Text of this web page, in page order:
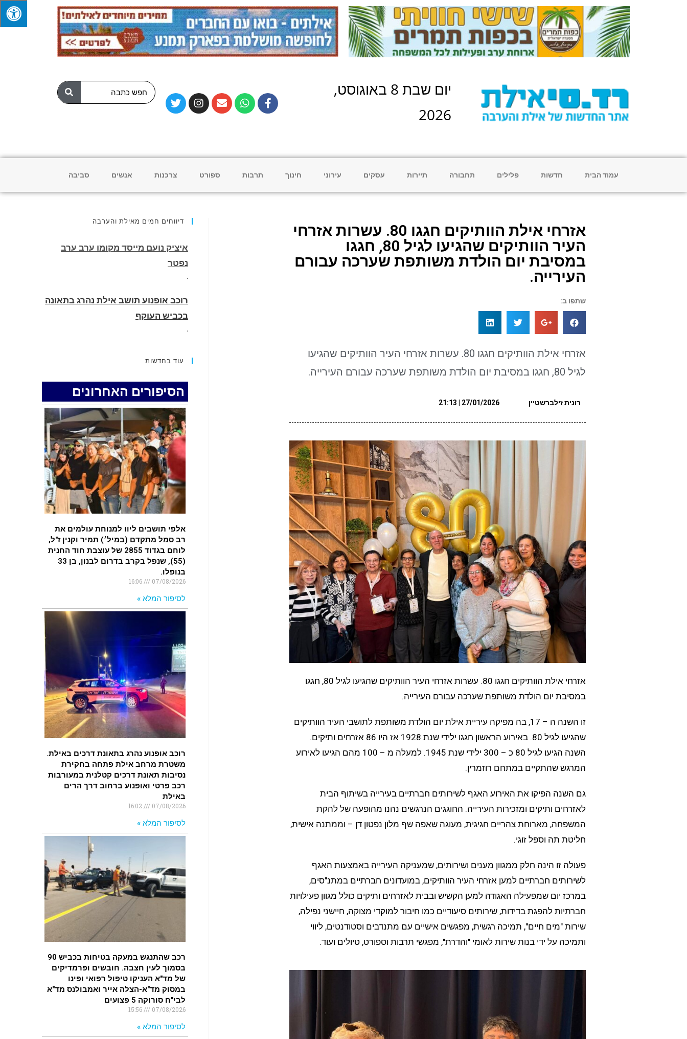
יום שבת 8 באוגוסט,
2026
עמוד הבית חדשות פלילים תחבורה תיירות עסקים עירוני חינוך תרבות ספורט צרכנות אנשים סביבה
אזרחי אילת הוותיקים חגגו 80. עשרות אזרחי
העיר הוותיקים שהגיעו לגיל 80, חגגו
במסיבת יום הולדת משותפת שערכה עבורם
העירייה.
שתפו ב:
אזרחי אילת הוותיקים חגגו 80. עשרות אזרחי העיר הוותיקים שהגיעו
לגיל 80, חגגו במסיבת יום הולדת משותפת שערכה עבורם העירייה.
רונית זילברשטיין 27/01/2026 | 21:13
אזרחי אילת הוותיקים חגגו 80. עשרות אזרחי העיר הוותיקים שהגיעו לגיל 80, חגגו
במסיבת יום הולדת משותפת שערכה עבורם העירייה.
זו השנה ה – 17, בה מפיקה עיריית אילת יום הולדת משותפת לתושבי העיר הוותיקים
שהגיעו לגיל 80. באירוע הראשון חגגו ילידי שנת 1928 אז היו 86 אזרחים ותיקים.
השנה הגיעו לגיל 80 כ – 300 ילידי שנת 1945. למעלה מ – 100 מהם הגיעו לאירוע
המרגש שהתקיים במתחם רוזמרין.
גם השנה הפיקו את האירוע האגף לשירותים חברתיים בעירייה בשיתוף הבית
לאזרחים ותיקים ומזכירות העירייה. החוגגים הנרגשים נהנו מהופעה של להקת
המשפחה, מארוחת צהריים חגיגית, מעוגה שאפה שף מלון נפטון דן – וממתנה אישית,
חליטת תה וספל זוגי.
פעולה זו הינה חלק ממגוון מענים ושירותים, שמעניקה העירייה באמצעות האגף
לשירותים חברתיים למען אזרחי העיר הוותיקים, במועדונים חברתיים במתנ"סים,
במרכז יום שמפעילה האגודה למען הקשיש ובבית לאזרחים ותיקים כולל מגוון פעילויות
חברתיות להפגת בדידות, שירותים סיעודיים כמו חיבור למוקדי מצוקה, חיישני נפילה,
שירות "מים חיים", תמיכה רגשית, מפגשים אישיים עם מתנדבים וסטודנטים, ליווי
ותמיכה על ידי בנות שירות לאומי "והדרת", מפגשי תרבות וספורט, טיולים ועוד.
דיווחים חמים מאילת והערבה
איציק נועם מייסד מקומו ערב ערב
נפטר
.
רוכב אופנוע תושב אילת נהרג בתאונה
בכביש העוקף
.
זוג שיחד עם ילדיהם יצאו למסע גניבות
באילת.
האדמה רועדת- סדרת רעידות אדמה
בחצי האי סיני
רכב התנגש במעקה בטיחות בכביש 90
בסמוך לעין חצבה. פצועים
עוד בחדשות
הסיפורים האחרונים
אלפי תושבים ליוו למנוחת עולמים את
רב סמל מתקדם (במיל׳) תמיר וקנין ז"ל,
לוחם בגדוד 2855 של עוצבת חוד החנית
(55), שנפל בקרב בדרום לבנון, בן 33
בנופלו.
07/08/2026
לסיפור המלא »
רוכב אופנוע נהרג בתאונת דרכים באילת.
משטרת מרחב אילת פתחה בחקירת
נסיבות תאונת דרכים קטלנית במעורבות
רכב פרטי ואופנוע ברחוב דרך הרים
באילת
07/08/2026
לסיפור המלא »
רכב שהתנגש במעקה בטיחות בכביש 90
בסמוך לעין חצבה. חובשים ופרמדיקים
של מד"א העניקו טיפול רפואי ופינו
במסוק מד"א-הצלה אייר ואמבולנס מד"א
לבי"ח סורוקה 5 פצועים
07/08/2026
לסיפור המלא »